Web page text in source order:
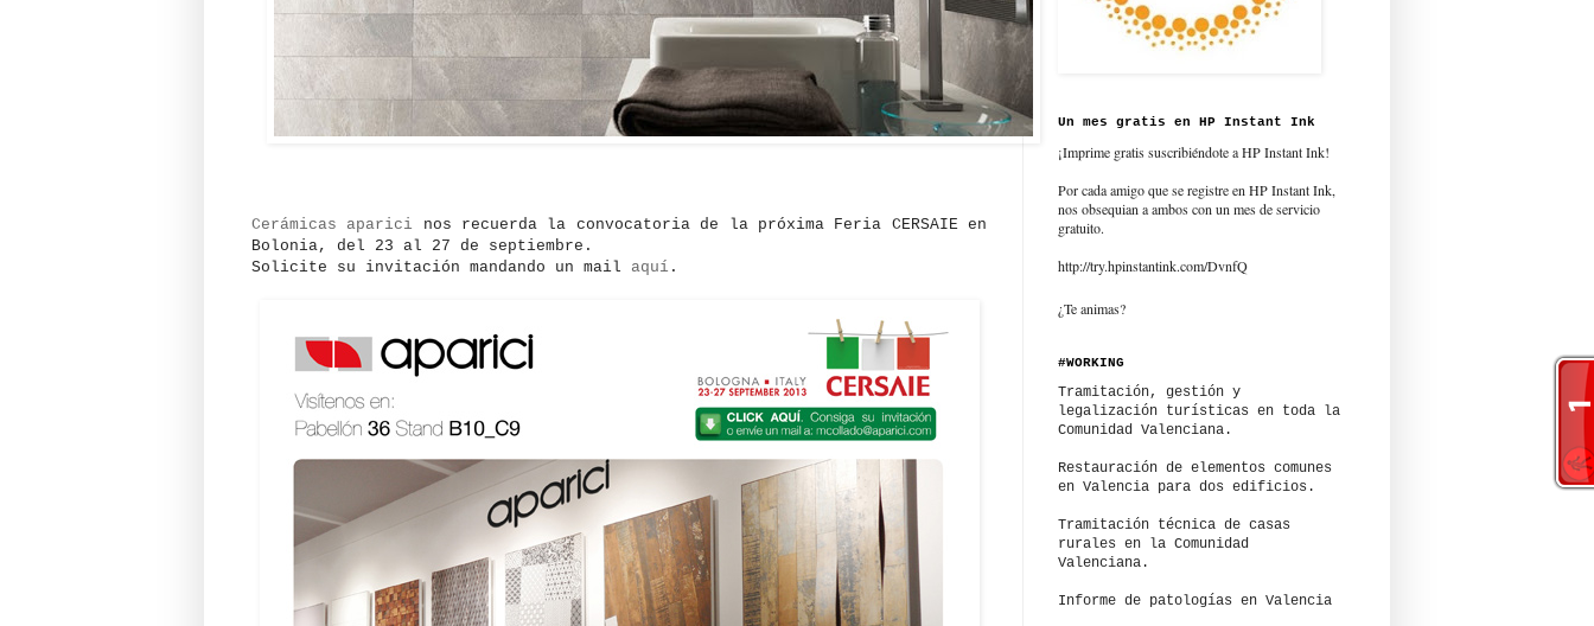
Cerámicas aparici nos recuerda la convocatoria de la próxima Feria CERSAIE en
Bolonia, del 23 al 27 de septiembre.
Solicite su invitación mandando un mail aquí .
Un mes gratis en HP Instant Ink
¡Imprime gratis suscribiéndote a HP Instant Ink!
Por cada amigo que se registre en HP Instant Ink,
nos obsequian a ambos con un mes de servicio
gratuito.
http://try.hpinstantink.com/DvnfQ
¿Te animas?
#WORKING
Tramitación, gestión y
legalización turísticas en toda la
Comunidad Valenciana.
Restauración de elementos comunes
en Valencia para dos edificios.
Tramitación técnica de casas
rurales en la Comunidad
Valenciana.
Informe de patologías en Valencia